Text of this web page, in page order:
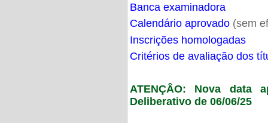
Banca examinadora
Calendário aprovado(sem
Inscrições homologadas
Critérios de avaliação dos
ATENÇÂO: Nova data
Deliberativo de 06/06/25